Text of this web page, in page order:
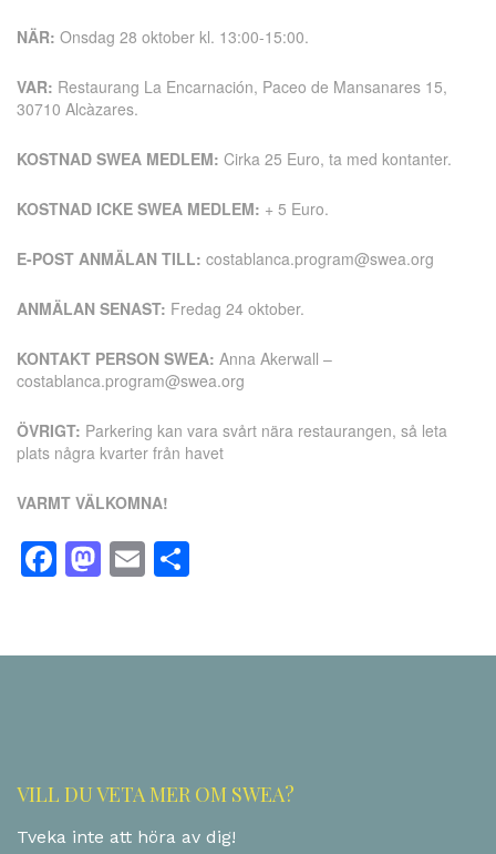
NÄR: Onsdag 28 oktober kl. 13:00-15:00.
VAR: Restaurang La Encarnación, Paceo de Mansanares 15,
30710 Alcàzares.
KOSTNAD SWEA MEDLEM: Cirka 25 Euro, ta med kontanter.
KOSTNAD ICKE SWEA MEDLEM: + 5 Euro.
E-POST ANMÄLAN TILL: costablanca.program@swea.org
ANMÄLAN SENAST: Fredag 24 oktober.
KONTAKT PERSON SWEA: Anna Akerwall –
costablanca.program@swea.org
ÖVRIGT: Parkering kan vara svårt nära restaurangen, så leta
plats några kvarter från havet
VARMT VÄLKOMNA!
Facebook
Mastodon
Email
VILL DU VETA MER OM SWEA?
Tveka inte att höra av dig!